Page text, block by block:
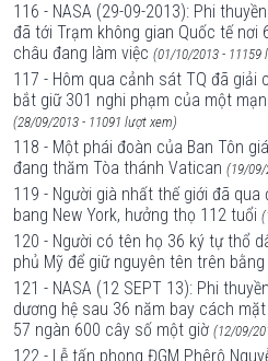
116 - NASA (29-09-2013): Phi
đã tới Trạm không gian Quốc tế nơi
châu đang làm việc (01/10/2013 - 11159
117 - Hôm qua cảnh sát TQ đã giải
bắt giữ 301 nghi phạm của một
(28/09/2013 - 11091 lượt xem)
118 - Một phái đoàn của Ban Tôn
đang thăm Tòa thánh Vatican (19/09/
119 - Người già nhất thế giới đã
bang New York, hưởng thọ 112 tuổi
120 - Người có tên họ 36 ký tự thổ
phủ Mỹ để giữ nguyên tên trên bằng
121 - NASA (12 SEPT 13): Phi
dương hệ sau 36 năm bay cách
57 ngàn 600 cây số một giờ (12/09/
122 - Lễ tấn phong ĐGM Phêrô